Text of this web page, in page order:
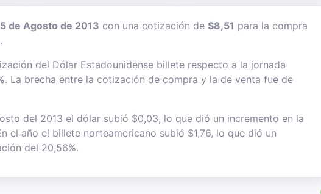
5 de Agosto de 2013 con una cotización de $8,51 para la compra
del Dólar Estadounidense billete respecto a la jornada
. La brecha entre la cotización de compra y la de venta fue de
del 2013 el dólar subió $0,03, lo que dió un incremento en la
el año el billete norteamericano subió $1,76, lo que dió un
del 20,56%.